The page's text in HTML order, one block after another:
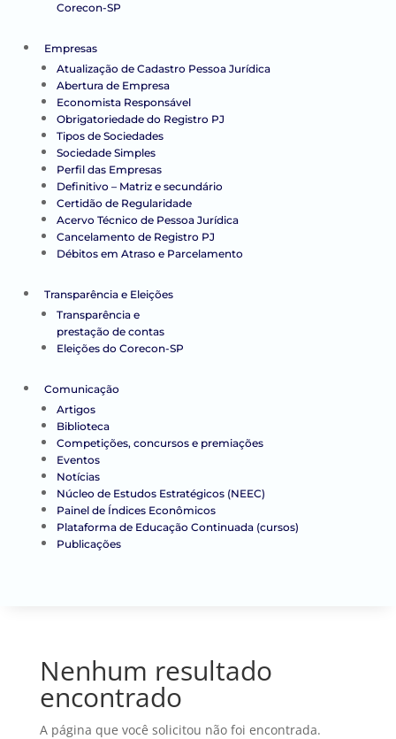
Corecon-SP
Empresas
Atualização de Cadastro Pessoa Jurídica
Abertura de Empresa
Economista Responsável
Obrigatoriedade do Registro PJ
Tipos de Sociedades
Sociedade Simples
Perfil das Empresas
Definitivo – Matriz e secundário
Certidão de Regularidade
Acervo Técnico de Pessoa Jurídica
Cancelamento de Registro PJ
Débitos em Atraso e Parcelamento
Transparência e Eleições
Transparência e
prestação de contas
Eleições do Corecon-SP
Comunicação
Artigos
Biblioteca
Competições, concursos e premiações
Eventos
Notícias
Núcleo de Estudos Estratégicos (NEEC)
Painel de Índices Econômicos
Plataforma de Educação Continuada (cursos)
Publicações
Nenhum resultado
encontrado
A página que você solicitou não foi encontrada.